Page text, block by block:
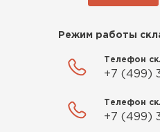
Режим работы
Телефон
+7 (499)
Телефон
+7 (499)